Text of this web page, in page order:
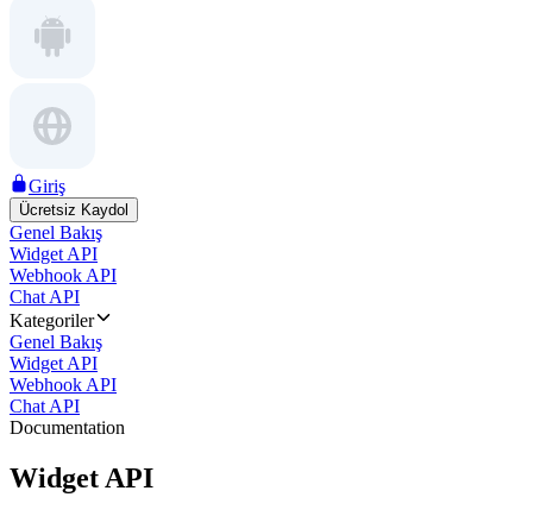
Giriş
Ücretsiz Kaydol
Genel Bakış
Widget API
Webhook API
Chat API
Kategoriler
Genel Bakış
Widget API
Webhook API
Chat API
Documentation
Widget API